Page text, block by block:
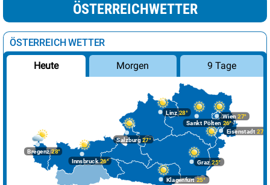
ÖSTERREICHWETTER
ÖSTERREICH WETTER
Heute Morgen 9 Tage
Bregenz28°
Graz25°
Innsbruck26°
Klagenfurt 25°
Linz28°
Salzburg27°
Wien 27°
Eisenstadt 27°
Sankt Pölten 26°